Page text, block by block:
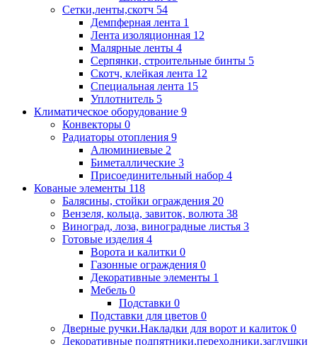
Сетки,ленты,скотч 54
Демпферная лента 1
Лента изоляционная 12
Малярные ленты 4
Серпянки, строительные бинты 5
Скотч, клейкая лента 12
Специальная лента 15
Уплотнитель 5
Климатическое оборудование 9
Конвекторы 0
Радиаторы отопления 9
Алюминиевые 2
Биметаллические 3
Присоединительный набор 4
Кованые элементы 118
Балясины, стойки ограждения 20
Вензеля, кольца, завиток, волюта 38
Виноград, лоза, виноградные листья 3
Готовые изделия 4
Ворота и калитки 0
Газонные ограждения 0
Декоративные элементы 1
Мебель 0
Подставки 0
Подставки для цветов 0
Дверные ручки.Накладки для ворот и калиток 0
Декоративные подпятники,переходники,заглушки